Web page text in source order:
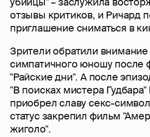
отзывы критиков, и Ричард
приглашение сниматься в
Зрители обратили внимание
симпатичного юношу после
"Райские дни". А после
"В поисках мистера Гудбара"
приобрел славу секс-
статус закрепил фильм
жиголо".